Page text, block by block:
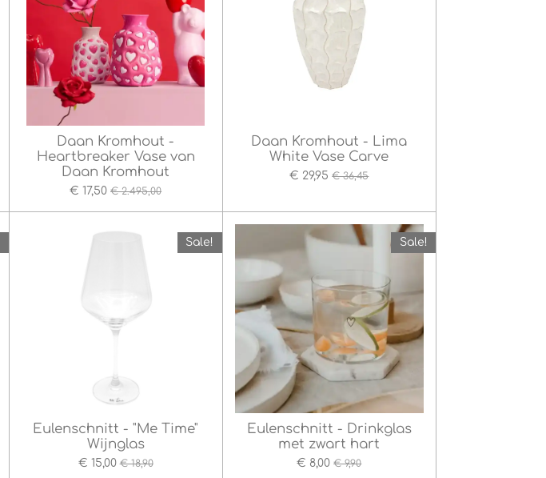
Daan Kromhout -
Heartbreaker Vase van
Daan Kromhout
€ 17,50 € 2.495,00
Daan Kromhout - Lima
White Vase Carve
€ 29,95 € 36,45
Sale!
Eulenschnitt - "Me Time"
Wijnglas
€ 15,00 € 18,90
Sale!
Eulenschnitt - Drinkglas
met zwart hart
€ 8,00 € 9,90